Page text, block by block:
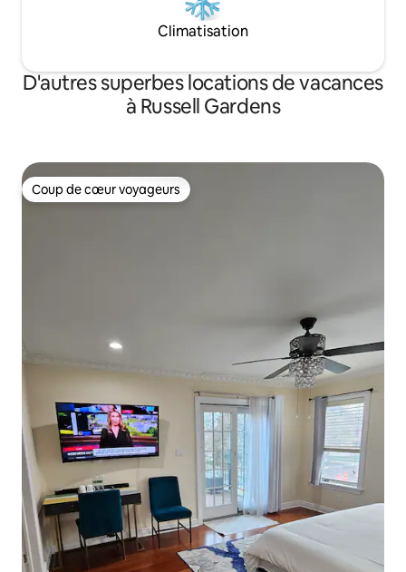
Climatisation
D'autres superbes locations de vacances
à Russell Gardens
Coup de cœur voyageurs
Coup de cœur voyageurs